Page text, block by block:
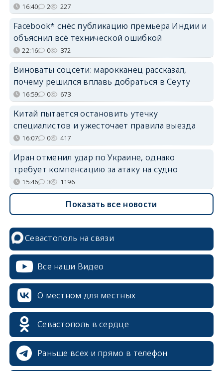
16:40 2 227
Facebook* снёс публикацию премьера Индии и
объяснил всё технической ошибкой
22:16 0 372
Виноваты соцсети: марокканец рассказал,
почему решился вплавь добраться в Сеуту
16:59 0 673
Китай пытается остановить утечку
специалистов и ужесточает правила выезда
16:07 0 417
Иран отменил удар по Украине, однако
требует компенсацию за атаку на судно
15:46 3 1196
Показать все новости
Севастополь на связи
Все наши Видео
О местном для местных
Севастополь в сердце
Раньше всех и прямо в телефон